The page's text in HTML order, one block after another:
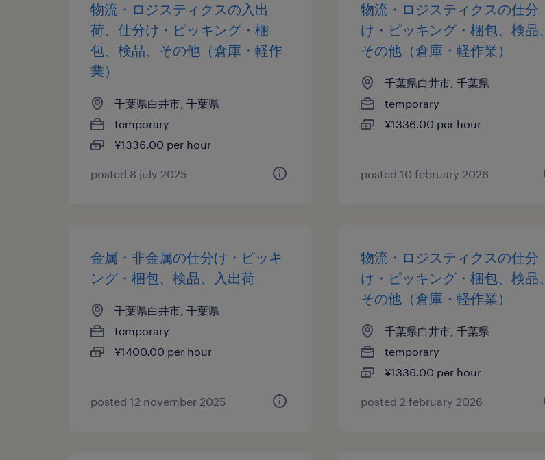
物流・ロジスティクスの入出
荷、仕分け・ピッキング・梱
包、検品、その他（倉庫・軽作
業）
千葉県白井市, 千葉県
temporary
¥1336.00 per hour
posted 8 july 2025
物流・ロジスティクスの仕分
け・ピッキング・梱包、検品、
その他（倉庫・軽作業）
千葉県白井市, 千葉県
temporary
¥1336.00 per hour
posted 10 february 2026
金属・非金属の仕分け・ピッキ
ング・梱包、検品、入出荷
千葉県白井市, 千葉県
temporary
¥1400.00 per hour
posted 12 november 2025
物流・ロジスティクスの仕分
け・ピッキング・梱包、検品、
その他（倉庫・軽作業）
千葉県白井市, 千葉県
temporary
¥1336.00 per hour
posted 2 february 2026